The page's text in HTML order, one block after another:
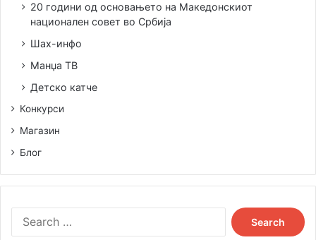
20 години од основањето на Македонскиот
национален совет во Србија
Шах-инфо
Манџа ТВ
Детско катче
Конкурси
Магазин
Блог
Search
for: